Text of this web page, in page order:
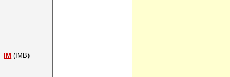
IM (IMB)